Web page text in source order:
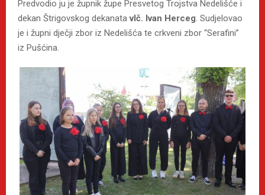
Predvodio ju je župnik župe Presvetog Trojstva Nedelišće i
dekan Štrigovskog dekanatavlč. Ivan Herceg. Sudjelovao
je i župni dječji zbor iz Nedelišća te crkveni zbor “Serafini”
iz Pušćina.